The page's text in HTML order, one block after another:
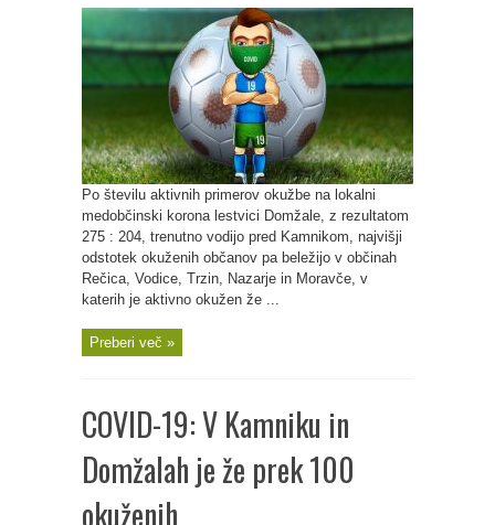
Po številu aktivnih primerov okužbe na lokalni
medobčinski korona lestvici Domžale, z rezultatom
275 : 204, trenutno vodijo pred Kamnikom, najvišji
odstotek okuženih občanov pa beležijo v občinah
Rečica, Vodice, Trzin, Nazarje in Moravče, v
katerih je aktivno okužen že ...
Preberi več »
COVID-19: V Kamniku in
Domžalah je že prek 100
okuženih